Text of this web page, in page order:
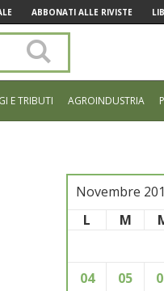
ABBONATI ALLE RIVISTE
sito
E TRIBUTI AGROINDUSTRIA
Novembre
L
M
04
05